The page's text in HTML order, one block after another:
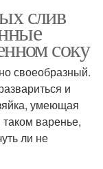
слив
соку
своеобразный.
и
умеющая
варенье,
ли не